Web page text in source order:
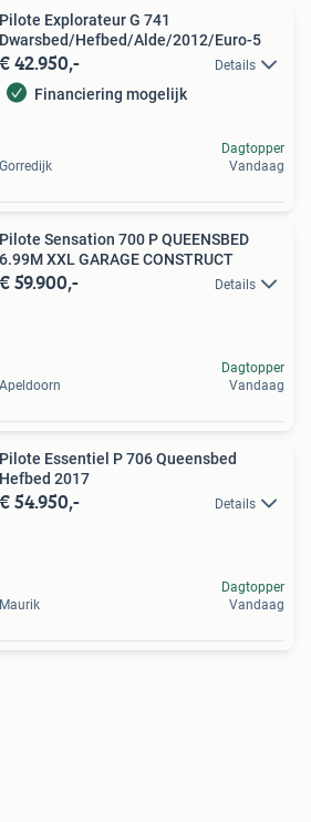
Pilote Explorateur G 741
Dwarsbed/Hefbed/Alde/2012/Euro-5
€ 42.950,- Details
Financiering mogelijk
Gorredijk
Dagtopper
Vandaag
Pilote Sensation 700 P QUEENSBED
6.99M XXL GARAGE CONSTRUCT
€ 59.900,- Details
Apeldoorn
Dagtopper
Vandaag
Pilote Essentiel P 706 Queensbed
Hefbed 2017
€ 54.950,- Details
Maurik
Dagtopper
Vandaag